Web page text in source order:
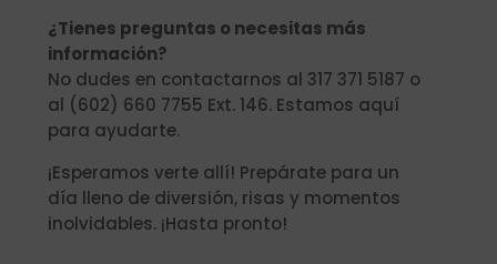
¿Tienes preguntas o necesitas más
información?
No dudes en contactarnos al 317 371 5187 o
al (602) 660 7755 Ext. 146. Estamos aquí
para ayudarte.
¡Esperamos verte allí! Prepárate para un
día lleno de diversión, risas y momentos
inolvidables. ¡Hasta pronto!